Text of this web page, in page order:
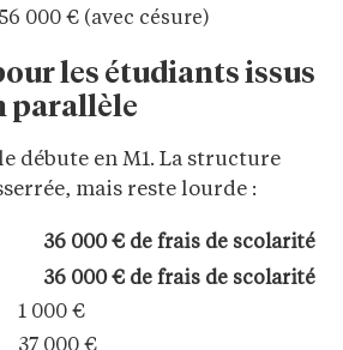
56 000 € (avec césure)
les étudiants issus
parallèle
débute en M1. La structure
mais reste lourde :
36 000 € de frais de scolarité
36 000 € de frais de scolarité
1 000 €